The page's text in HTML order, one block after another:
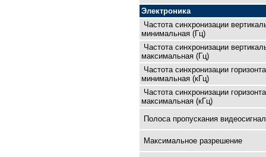
Электроника
Частота синхронизации
минимальная (Гц)
Частота синхронизации
максимальная (Гц)
Частота синхронизации
минимальная (кГц)
Частота синхронизации
максимальная (кГц)
Полоса пропускания
Максимальное разрешение